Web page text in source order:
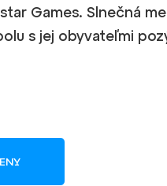
Games. Slnečná
s jej obyvateľmi